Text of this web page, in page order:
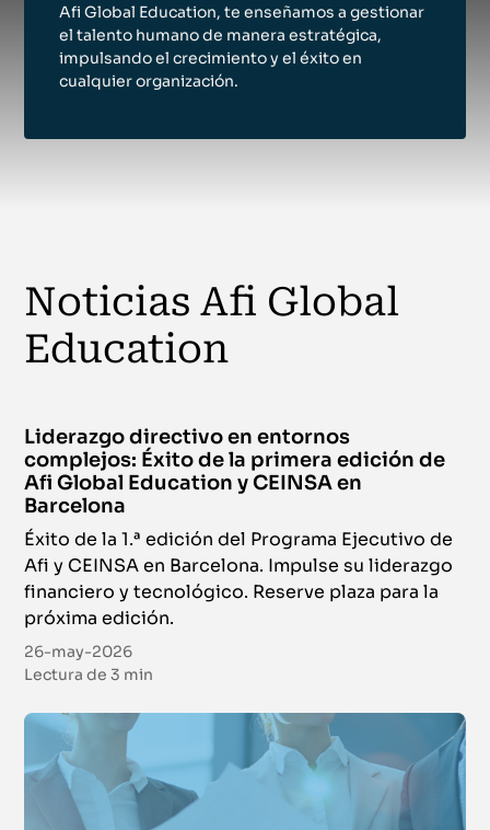
Online
Certificación en mercado de criptoactivos
(MiCA): Información
Certificación
Del 21 de septiembre de 2026 al 8 de marzo de 2027
Virtual
Certificación en Compliance CESCOM®
Certificación
Del 28 de septiembre de 2026 al 10 de febrero de 2027
Virtual
Online
Chartered Financial Analyst (CFA®) Nivel I
Certificación
Online
European Investment Practitioner (Certificación
EIP) Curso Preparatorio
Afi Global Education, te enseñamos a gestionar
el talento humano de manera estratégica,
impulsando el crecimiento y el éxito en
cualquier organización.
Noticias Afi Global
Education
Liderazgo directivo en entornos
complejos: Éxito de la primera edición de
Afi Global Education y CEINSA en
Barcelona
Éxito de la 1.ª edición del Programa Ejecutivo de
Afi y CEINSA en Barcelona. Impulse su liderazgo
financiero y tecnológico. Reserve plaza para la
próxima edición.
26-may-2026
Lectura de3 min